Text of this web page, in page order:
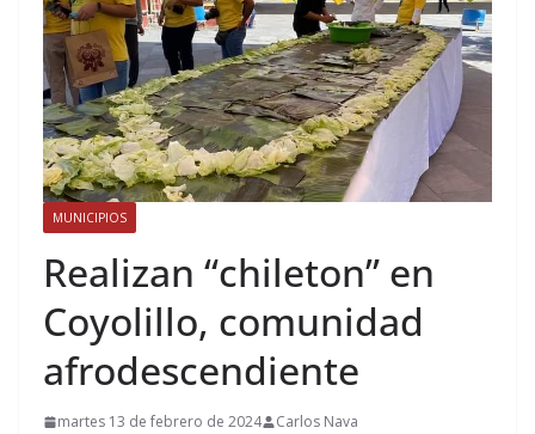
MUNICIPIOS
Realizan “chileton” en
Coyolillo, comunidad
afrodescendiente
martes 13 de febrero de 2024 Carlos Nava